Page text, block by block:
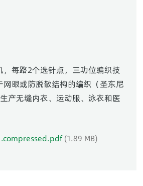
每路2个选针点，三功位编织技
眼或防脱散结构的编织（圣东尼
产无缝内衣、运动服、泳衣和医
(1.89 MB)